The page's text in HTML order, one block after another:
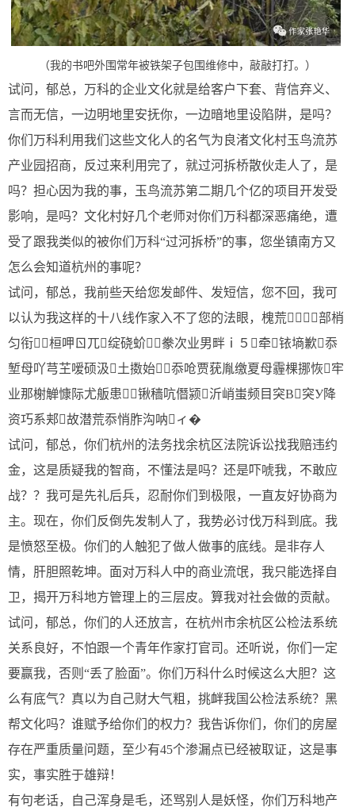
（我的书吧外围常年被铁架子包围维修中，敲敲打打。）
试问，郁总，万科的企业文化就是给客户下套、背信弃义、
言而无信，一边明地里安抚你，一边暗地里设陷阱，是吗？
你们万科利用我们这些文化人的名气为良渚文化村玉鸟流苏
产业园招商，反过来利用完了，就过河拆桥散伙走人了，是
吗？担心因为我的事，玉鸟流苏第二期几个亿的项目开发受
影响，是吗？文化村好几个老师对你们万科都深恶痛绝，遭
受了跟我类似的被你们万科“过河拆桥”的事，您坐镇南方又
怎么会知道杭州的事呢？
试问，郁总，我前些天给您发邮件、发短信，您不回，我可
以认为我这样的十八线作家入不了您的法眼，槐荒部梢
匀衔桓呷ㄖ兀绽硗蚧豢次业男畔ⅰ５牵铱墒歉忝
堑母吖芎芏嗳硕汲土擞始忝呛贾莸胤缴夏母霾棵挪恢牢
业那榭觯慷际尤舨患锹穑吭僭颍沂峭蚩频目突В突У降
资巧系郏故潜荒忝悄胙沟呐ィ�
试问，郁总，你们杭州的法务找余杭区法院诉讼找我赔违约
金，这是质疑我的智商，不懂法是吗？还是吓唬我，不敢应
战？？我可是先礼后兵，忍耐你们到极限，一直友好协商为
主。现在，你们反倒先发制人了，我势必讨伐万科到底。我
是愤怒至极。你们的人触犯了做人做事的底线。是非存人
情，肝胆照乾坤。面对万科人中的商业流氓，我只能选择自
卫，揭开万科地方管理上的三层皮。算我对社会做的贡献。
试问，郁总，你们的人还放言，在杭州市余杭区公检法系统
关系良好，不怕跟一个青年作家打官司。还听说，你们一定
要赢我，否则“丢了脸面”。你们万科什么时候这么大胆？这
么有底气？真以为自己财大气粗，挑衅我国公检法系统？黑
帮文化吗？谁赋予给你们的权力？我告诉你们，你们的房屋
存在严重质量问题，至少有45个渗漏点已经被取证，这是事
实，事实胜于雄辩！
有句老话，自己浑身是毛，还骂别人是妖怪，你们万科地产